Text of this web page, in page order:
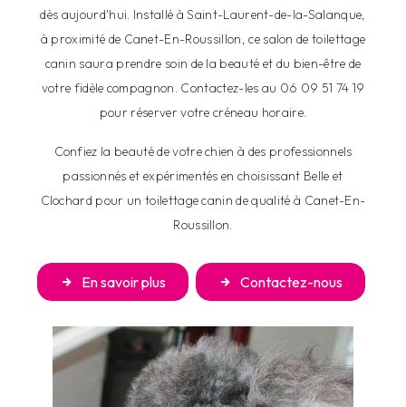
dès aujourd'hui. Installé à Saint-Laurent-de-la-Salanque,
à proximité de Canet-En-Roussillon, ce salon de toilettage
canin saura prendre soin de la beauté et du bien-être de
votre fidèle compagnon. Contactez-les au 06 09 51 74 19
pour réserver votre créneau horaire.
Confiez la beauté de votre chien à des professionnels
passionnés et expérimentés en choisissant Belle et
Clochard pour un toilettage canin de qualité à Canet-En-
Roussillon.
En savoir plus Contactez-nous